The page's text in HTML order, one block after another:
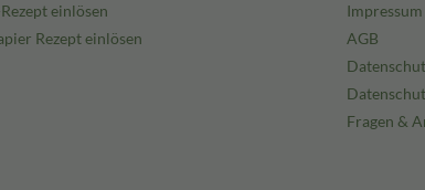
einlösen
Rezept einlösen
Impressum
AGB
Fragen &